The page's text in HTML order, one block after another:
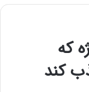
که
کند